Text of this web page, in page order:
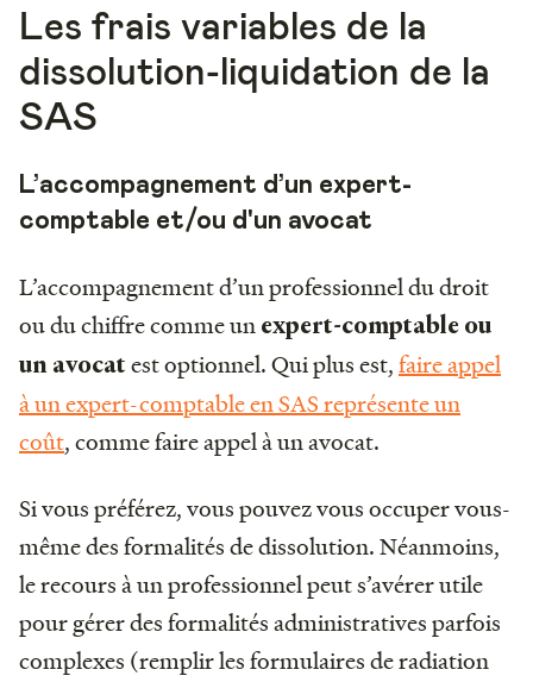
Les frais variables de la
dissolution-liquidation de la
SAS
L’accompagnement d’un expert-
comptable et/ou d'un avocat
L’accompagnement d’un professionnel du droit
ou du chiffre comme un expert-comptable ou
un avocat est optionnel. Qui plus est,faire appel
à un expert-comptable en SAS représente un
coût, comme faire appel à un avocat.
Si vous préférez, vous pouvez vous occuper vous-
même des formalités de dissolution. Néanmoins,
le recours à un professionnel peut s’avérer utile
pour gérer des formalités administratives parfois
complexes (remplir les formulaires de radiation